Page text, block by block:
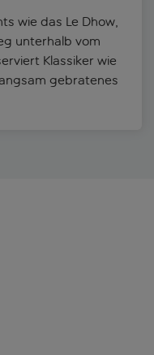
wie das Le Dhow,
unterhalb vom
Klassiker wie
gebratenes